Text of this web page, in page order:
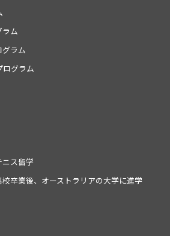
ラム
ラム
ログラム
ニス留学
卒業後、オーストラリアの大学に進学